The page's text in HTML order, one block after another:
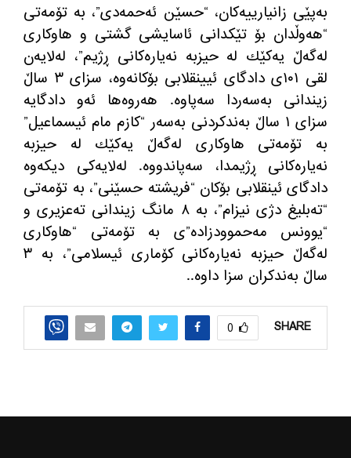
به‌پێی زانیارییه‌كان، “حسێن ئەحمەدی”، بە تۆمەتی
“هەوڵدان بۆ تێکدانی ئاسایشی گشتی و هاوكاری
له‌گه‌ڵ یه‌كێك له‌ حیزبه‌ نه‌یاره‌كانی ڕژیم”، لەلایەن
لقی ١٠١ی دادگای ئیینقلابی بۆکانه‌وه‌، سزای ٣ ساڵ
زیندانی بەسەردا سەپاوە. هەروەها ئەو دادگایە
سزای ١ ساڵ بەندکردنی بەسەر “کازم مام ئیسماعیل”
به‌ تۆمه‌تی هاوكاری له‌گه‌ڵ یه‌كێك له‌ حیزبه‌
نه‌یاره‌كانی ڕژیمدا، سەپاندووە. له‌لایه‌كی دیكه‌وه‌
دادگای ئینقلابی بۆكان “فریشتە حسێنی”، بە تۆمەتی
“ته‌بلیغ دژی‌ نیزام”، بە ٨ مانگ زیندانی ته‌عزیری و
“یوونس مەحموودزادە”ی بە تۆمەتی “هاوكاری
له‌گه‌ڵ حیزبه‌ نه‌یاره‌كانی كۆماری ئیسلامی”، بە ٣
ساڵ بەندکران سزا داوه‌..
SHARE
0